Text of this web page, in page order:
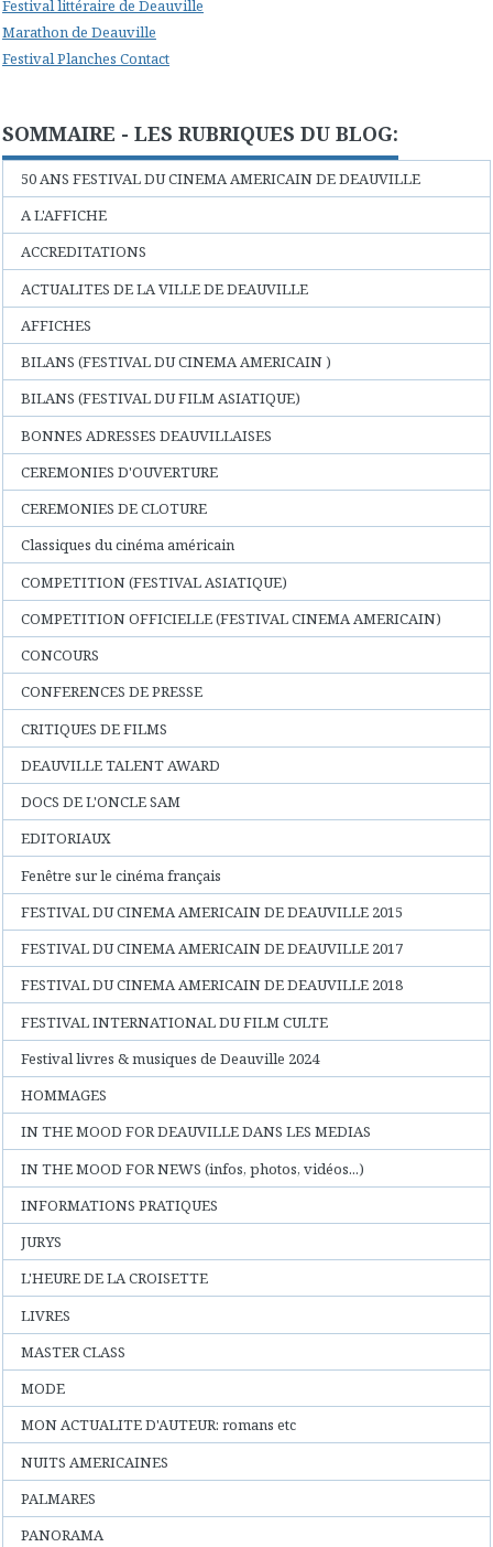
Festival littéraire de Deauville
Marathon de Deauville
Festival Planches Contact
SOMMAIRE - LES RUBRIQUES DU BLOG:
50 ANS FESTIVAL DU CINEMA AMERICAIN DE DEAUVILLE
A L'AFFICHE
ACCREDITATIONS
ACTUALITES DE LA VILLE DE DEAUVILLE
AFFICHES
BILANS (FESTIVAL DU CINEMA AMERICAIN )
BILANS (FESTIVAL DU FILM ASIATIQUE)
BONNES ADRESSES DEAUVILLAISES
CEREMONIES D'OUVERTURE
CEREMONIES DE CLOTURE
Classiques du cinéma américain
COMPETITION (FESTIVAL ASIATIQUE)
COMPETITION OFFICIELLE (FESTIVAL CINEMA AMERICAIN)
CONCOURS
CONFERENCES DE PRESSE
CRITIQUES DE FILMS
DEAUVILLE TALENT AWARD
DOCS DE L'ONCLE SAM
EDITORIAUX
Fenêtre sur le cinéma français
FESTIVAL DU CINEMA AMERICAIN DE DEAUVILLE 2015
FESTIVAL DU CINEMA AMERICAIN DE DEAUVILLE 2017
FESTIVAL DU CINEMA AMERICAIN DE DEAUVILLE 2018
FESTIVAL INTERNATIONAL DU FILM CULTE
Festival livres & musiques de Deauville 2024
HOMMAGES
IN THE MOOD FOR DEAUVILLE DANS LES MEDIAS
IN THE MOOD FOR NEWS (infos, photos, vidéos...)
INFORMATIONS PRATIQUES
JURYS
L'HEURE DE LA CROISETTE
LIVRES
MASTER CLASS
MODE
MON ACTUALITE D'AUTEUR: romans etc
NUITS AMERICAINES
PALMARES
PANORAMA